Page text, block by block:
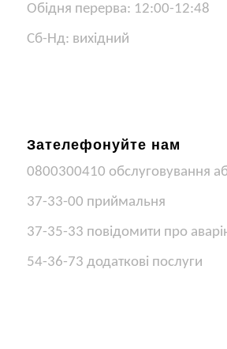
Обідня перерва: 12:00-12:48
Сб-Нд: вихідний
Зателефонуйте нам
0800300410 обслуговування
37-33-00 приймальня
37-35-33 повідомити про
54-36-73 додаткові послуги